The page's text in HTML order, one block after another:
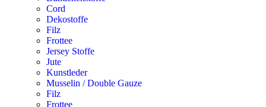
Cord
Dekostoffe
Filz
Frottee
Jersey Stoffe
Jute
Kunstleder
Musselin / Double Gauze
Filz
Frottee